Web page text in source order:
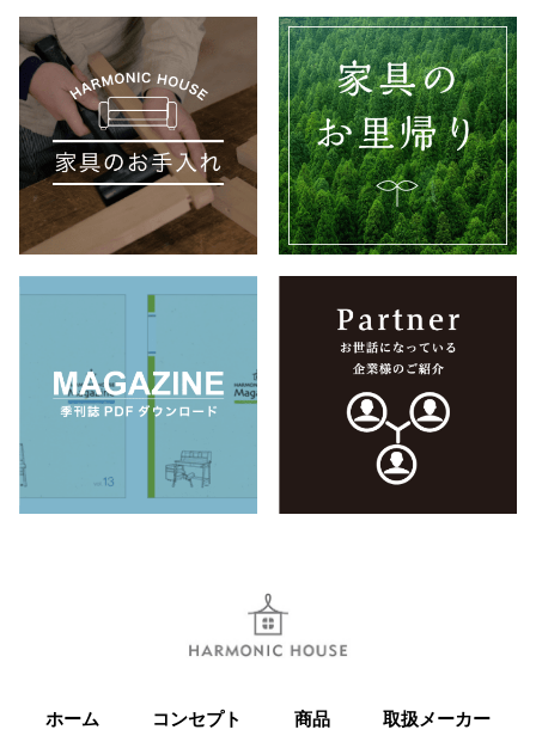
ホーム コンセプト 商品 取扱メーカー